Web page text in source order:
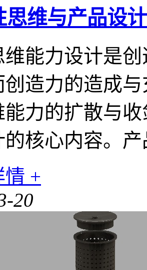
思维与产品设
维能力设计是
创造力的造成
能力的扩散与
的核心内容。
情 +
20